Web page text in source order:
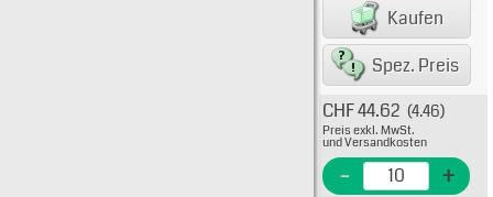
Kaufen
Spez. Preis
Typ:
EME
CHF 44.62 (4.46)
Preis exkl. MwSt.
und Versandkosten
- +